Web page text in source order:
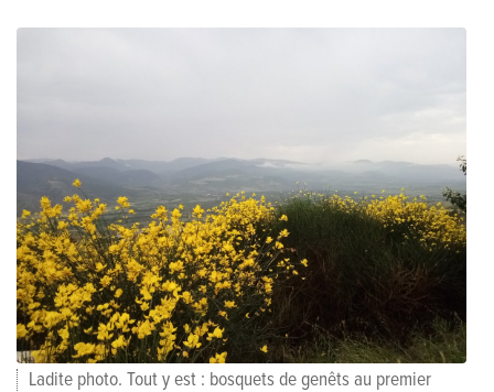
Ladite photo. Tout y est : bosquets de genêts au premier